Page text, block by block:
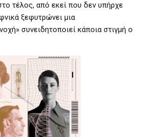
τέλος, από εκεί που δεν υπήρχε
ξεφυτρώνει μια
συνειδητοποιεί κάποια στιγμή ο